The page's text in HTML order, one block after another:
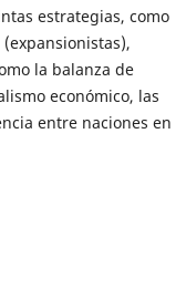
estrategias, como
la balanza de
económico, las
entre naciones en